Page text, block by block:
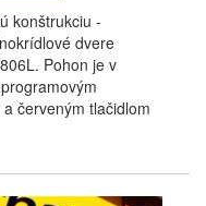
konštrukciu -
dvere
Pohon je v
červeným tlačidlom